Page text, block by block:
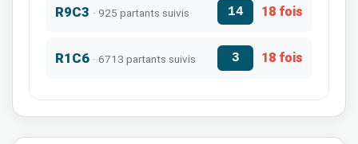
R9C3 · 925 partants suivis 14 18 fois
R1C6 · 6713 partants suivis 3 18 fois